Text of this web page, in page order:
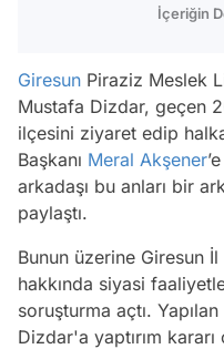
İçeriğin
Giresun Piraziz Meslek
Mustafa Dizdar, geçen
ilçesini ziyaret edip
Başkanı Meral Akşener
arkadaşı bu anları bir
paylaştı.
Bunun üzerine Giresun İl
hakkında siyasi
soruşturma açtı.
Dizdar'a yaptırım kararı